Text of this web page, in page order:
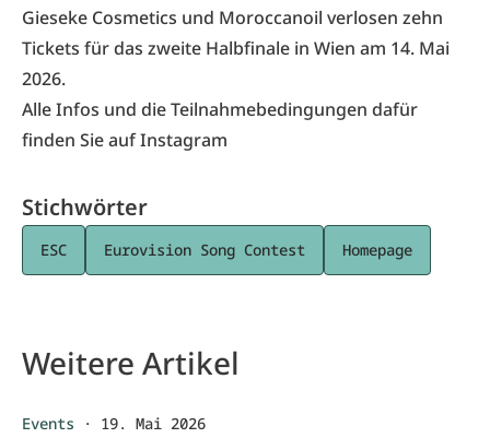
Gieseke Cosmetics und Moroccanoil verlosen zehn
Tickets für das zweite Halbfinale in Wien am 14. Mai
2026.
Alle Infos und die Teilnahmebedingungen dafür
finden Sie aufInstagram
Stichwörter
ESC Eurovision Song Contest Homepage
Weitere Artikel
Events · 19. Mai 2026